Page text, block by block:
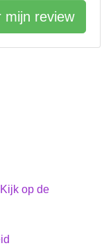
op de
mijn review